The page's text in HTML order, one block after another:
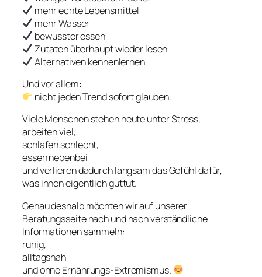
mehr echte Lebensmittel
mehr Wasser
bewusster essen
Zutaten überhaupt wieder lesen
Alternativen kennenlernen
Und vor allem:
nicht jeden Trend sofort glauben.
Viele Menschen stehen heute unter Stress,
arbeiten viel,
schlafen schlecht,
essen nebenbei
und verlieren dadurch langsam das Gefühl dafür,
was ihnen eigentlich guttut.
Genau deshalb möchten wir auf unserer
Beratungsseite nach und nach verständliche
Informationen sammeln:
ruhig,
alltagsnah
und ohne Ernährungs-Extremismus.